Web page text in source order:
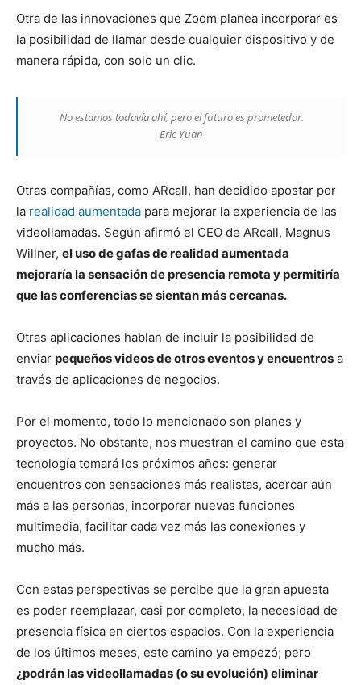
Otra de las innovaciones que Zoom planea incorporar es
la posibilidad de llamar desde cualquier dispositivo y de
manera rápida, con solo un clic.
No estamos todavía ahí, pero el futuro es prometedor.
Eric Yuan
Otras compañías, como ARcall, han decidido apostar por
la realidad aumentada para mejorar la experiencia de las
videollamadas. Según afirmó el CEO de ARcall, Magnus
Willner, el uso de gafas de realidad aumentada
mejoraría la sensación de presencia remota y permitiría
que las conferencias se sientan más cercanas.
Otras aplicaciones hablan de incluir la posibilidad de
enviar pequeños videos de otros eventos y encuentros a
través de aplicaciones de negocios.
Por el momento, todo lo mencionado son planes y
proyectos. No obstante, nos muestran el camino que esta
tecnología tomará los próximos años: generar
encuentros con sensaciones más realistas, acercar aún
más a las personas, incorporar nuevas funciones
multimedia, facilitar cada vez más las conexiones y
mucho más.
Con estas perspectivas se percibe que la gran apuesta
es poder reemplazar, casi por completo, la necesidad de
presencia física en ciertos espacios. Con la experiencia
de los últimos meses, este camino ya empezó; pero
¿podrán las videollamadas (o su evolución) eliminar